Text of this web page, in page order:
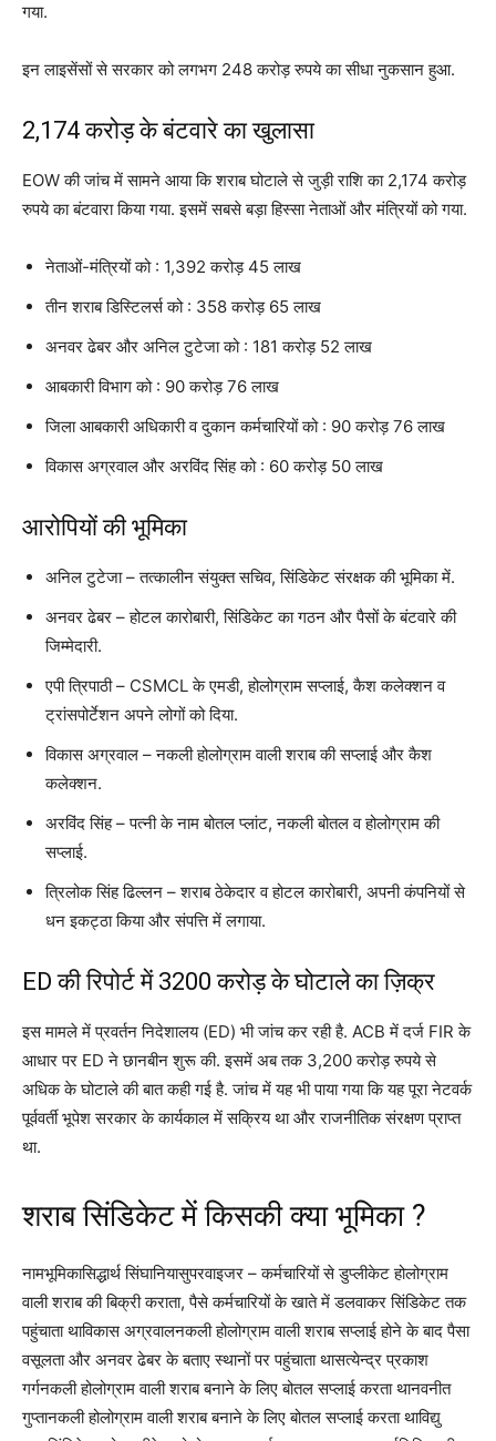
गया.
इन लाइसेंसों से सरकार को लगभग 248 करोड़ रुपये का सीधा नुकसान हुआ.
2,174 करोड़ के बंटवारे का खुलासा
EOW की जांच में सामने आया कि शराब घोटाले से जुड़ी राशि का 2,174 करोड़
रुपये का बंटवारा किया गया. इसमें सबसे बड़ा हिस्सा नेताओं और मंत्रियों को गया.
नेताओं-मंत्रियों को : 1,392 करोड़ 45 लाख
तीन शराब डिस्टिलर्स को : 358 करोड़ 65 लाख
अनवर ढेबर और अनिल टुटेजा को : 181 करोड़ 52 लाख
आबकारी विभाग को : 90 करोड़ 76 लाख
जिला आबकारी अधिकारी व दुकान कर्मचारियों को : 90 करोड़ 76 लाख
विकास अग्रवाल और अरविंद सिंह को : 60 करोड़ 50 लाख
आरोपियों की भूमिका
अनिल टुटेजा – तत्कालीन संयुक्त सचिव, सिंडिकेट संरक्षक की भूमिका में.
अनवर ढेबर – होटल कारोबारी, सिंडिकेट का गठन और पैसों के बंटवारे की
जिम्मेदारी.
एपी त्रिपाठी – CSMCL के एमडी, होलोग्राम सप्लाई, कैश कलेक्शन व
ट्रांसपोर्टेशन अपने लोगों को दिया.
विकास अग्रवाल – नकली होलोग्राम वाली शराब की सप्लाई और कैश
कलेक्शन.
अरविंद सिंह – पत्नी के नाम बोतल प्लांट, नकली बोतल व होलोग्राम की
सप्लाई.
त्रिलोक सिंह ढिल्लन – शराब ठेकेदार व होटल कारोबारी, अपनी कंपनियों से
धन इकट्ठा किया और संपत्ति में लगाया.
ED की रिपोर्ट में 3200 करोड़ के घोटाले का ज़िक्र
इस मामले में प्रवर्तन निदेशालय (ED) भी जांच कर रही है. ACB में दर्ज FIR के
आधार पर ED ने छानबीन शुरू की. इसमें अब तक 3,200 करोड़ रुपये से
अधिक के घोटाले की बात कही गई है. जांच में यह भी पाया गया कि यह पूरा नेटवर्क
पूर्ववर्ती भूपेश सरकार के कार्यकाल में सक्रिय था और राजनीतिक संरक्षण प्राप्त
था.
शराब सिंडिकेट में किसकी क्या भूमिका ?
नामभूमिकासिद्धार्थ सिंघानियासुपरवाइजर – कर्मचारियों से डुप्लीकेट होलोग्राम
वाली शराब की बिक्री कराता, पैसे कर्मचारियों के खाते में डलवाकर सिंडिकेट तक
पहुंचाता थाविकास अग्रवालनकली होलोग्राम वाली शराब सप्लाई होने के बाद पैसा
वसूलता और अनवर ढेबर के बताए स्थानों पर पहुंचाता थासत्येन्द्र प्रकाश
गर्गनकली होलोग्राम वाली शराब बनाने के लिए बोतल सप्लाई करता थानवनीत
गुप्तानकली होलोग्राम वाली शराब बनाने के लिए बोतल सप्लाई करता थाविद्यु